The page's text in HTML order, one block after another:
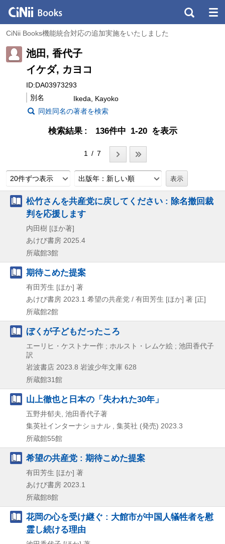
CiNii Books機能統合対応の追加実施をいたしました
池田, 香代子
イケダ, カヨコ
ID:DA03973293
別名
Ikeda, Kayoko
同姓同名の著者を検索
検索結果 136件中 1-20 を表示
1 / 7
20件ずつ表示 出版年：新しい順
松竹さんを共産党に戻してください : 除名撤回裁
判を応援します
内田樹 [ほか著]
あけび書房 2025.4
所蔵館3館
期待こめた提案
有田芳生 [ほか] 著
あけび書房 2023.1 希望の共産党 / 有田芳生 [ほか] 著 [正]
所蔵館2館
ぼくが子どもだったころ
エーリヒ・ケストナー作 ; ホルスト・レムケ絵 ; 池田香代子
訳
岩波書店 2023.8 岩波少年文庫 628
所蔵館31館
山上徹也と日本の「失われた30年」
五野井郁夫, 池田香代子著
集英社インターナショナル , 集英社 (発売) 2023.3
所蔵館55館
希望の共産党 : 期待こめた提案
有田芳生 [ほか] 著
あけび書房 2023.1
所蔵館8館
花岡の心を受け継ぐ : 大館市が中国人犠牲者を慰
霊し続ける理由